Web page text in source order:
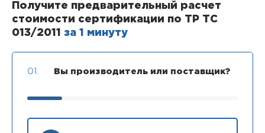
Получите предварительный расчет
стоимости сертификации по ТР ТС
013/2011 за 1 минуту
01. Вы производитель или поставщик?